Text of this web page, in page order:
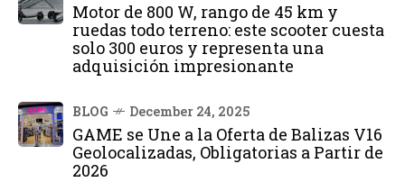
Motor de 800 W, rango de 45 km y
ruedas todo terreno: este scooter cuesta
solo 300 euros y representa una
adquisición impresionante
BLOG December 24, 2025
GAME se Une a la Oferta de Balizas V16
Geolocalizadas, Obligatorias a Partir de
2026